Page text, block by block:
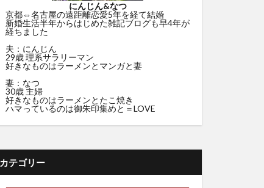
にんじん&なつ
京都⇔名古屋の遠距離恋愛5年を経て結婚
新婚生活半年からはじめた雑記ブログも早4年が
経ちました
夫：にんじん
29歳 理系サラリーマン
好きなものはラーメンとマンガと妻
妻：なつ
30歳 主婦
好きなものはラーメンとたこ焼き
ハマっているのは御朱印集めと＝LOVE
カテゴリー